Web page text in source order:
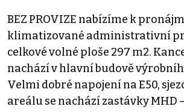
BEZ PROVIZE nabízíme k
klimatizované administrativní
celkové volné ploše 297 m2.
nachází v hlavní budově
Velmi dobré napojení na E50,
areálu se nachází zastávky MHD –